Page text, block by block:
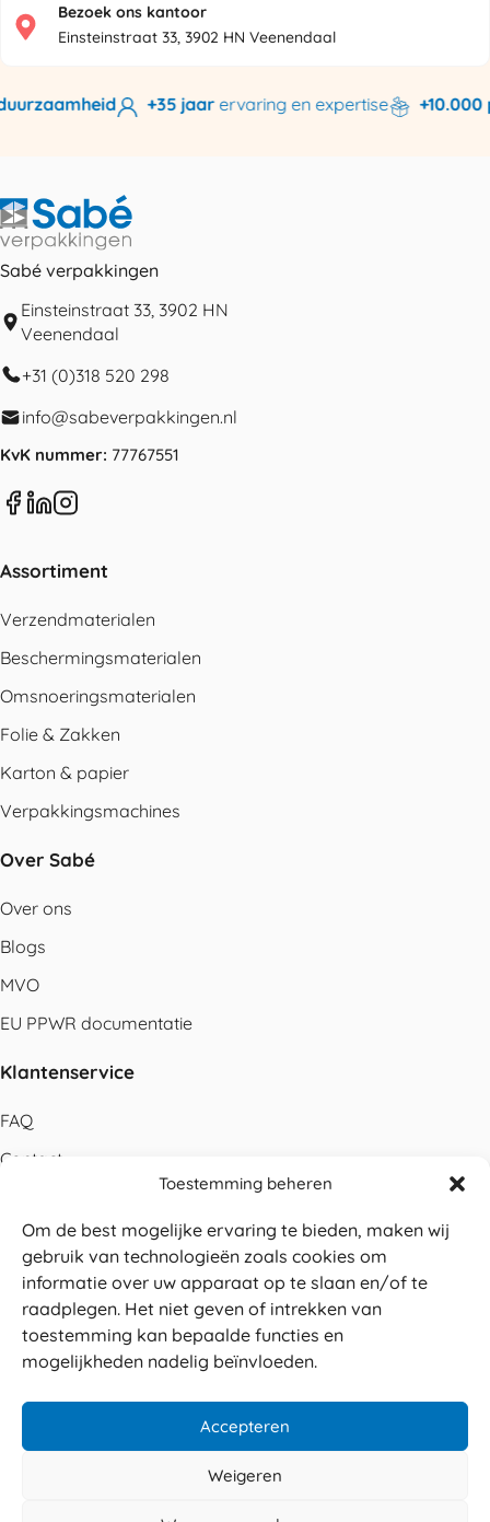
Toestemming beheren
Om de best mogelijke ervaring te bieden, maken wij
gebruik van technologieën zoals cookies om
informatie over uw apparaat op te slaan en/of te
raadplegen. Het niet geven of intrekken van
toestemming kan bepaalde functies en
mogelijkheden nadelig beïnvloeden.
Accepteren
Weigeren
Bezoek ons kantoor
Einsteinstraat 33, 3902 HN Veenendaal
+35 jaarervaring en expertise +10.000
Sabé verpakkingen
Einsteinstraat 33, 3902 HN
Veenendaal
+31 (0)318 520 298
info@sabeverpakkingen.nl
KvK nummer: 77767551
Assortiment
Verzendmaterialen
Beschermingsmaterialen
Omsnoeringsmaterialen
Folie & Zakken
Karton & papier
Verpakkingsmachines
Over Sabé
Over ons
Blogs
MVO
EU PPWR documentatie
Klantenservice
FAQ
Contact
Betalen
Levering
Retouren
Service en garantie
Veilig betalen
© 2026 Sabé Verpakkingen